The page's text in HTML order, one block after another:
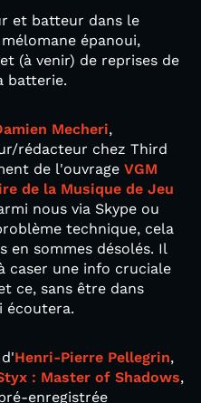
et batteur dans le
épanoui,
(à venir) de reprises de
batterie.
Mecheri,
rédacteur chez Third
de l'ouvrage VGM
de la Musique de Jeu
nous via Skype ou
technique, cela
en sommes désolés. Il
caser une info cruciale
ce, sans être dans
écoutera.
Henri-Pierre Pellegrin,
: Master of Shadows,
enregistrée